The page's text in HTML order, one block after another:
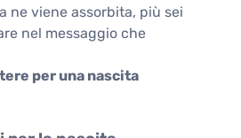
ne viene assorbita, più sei
nel messaggio che
per una nascita